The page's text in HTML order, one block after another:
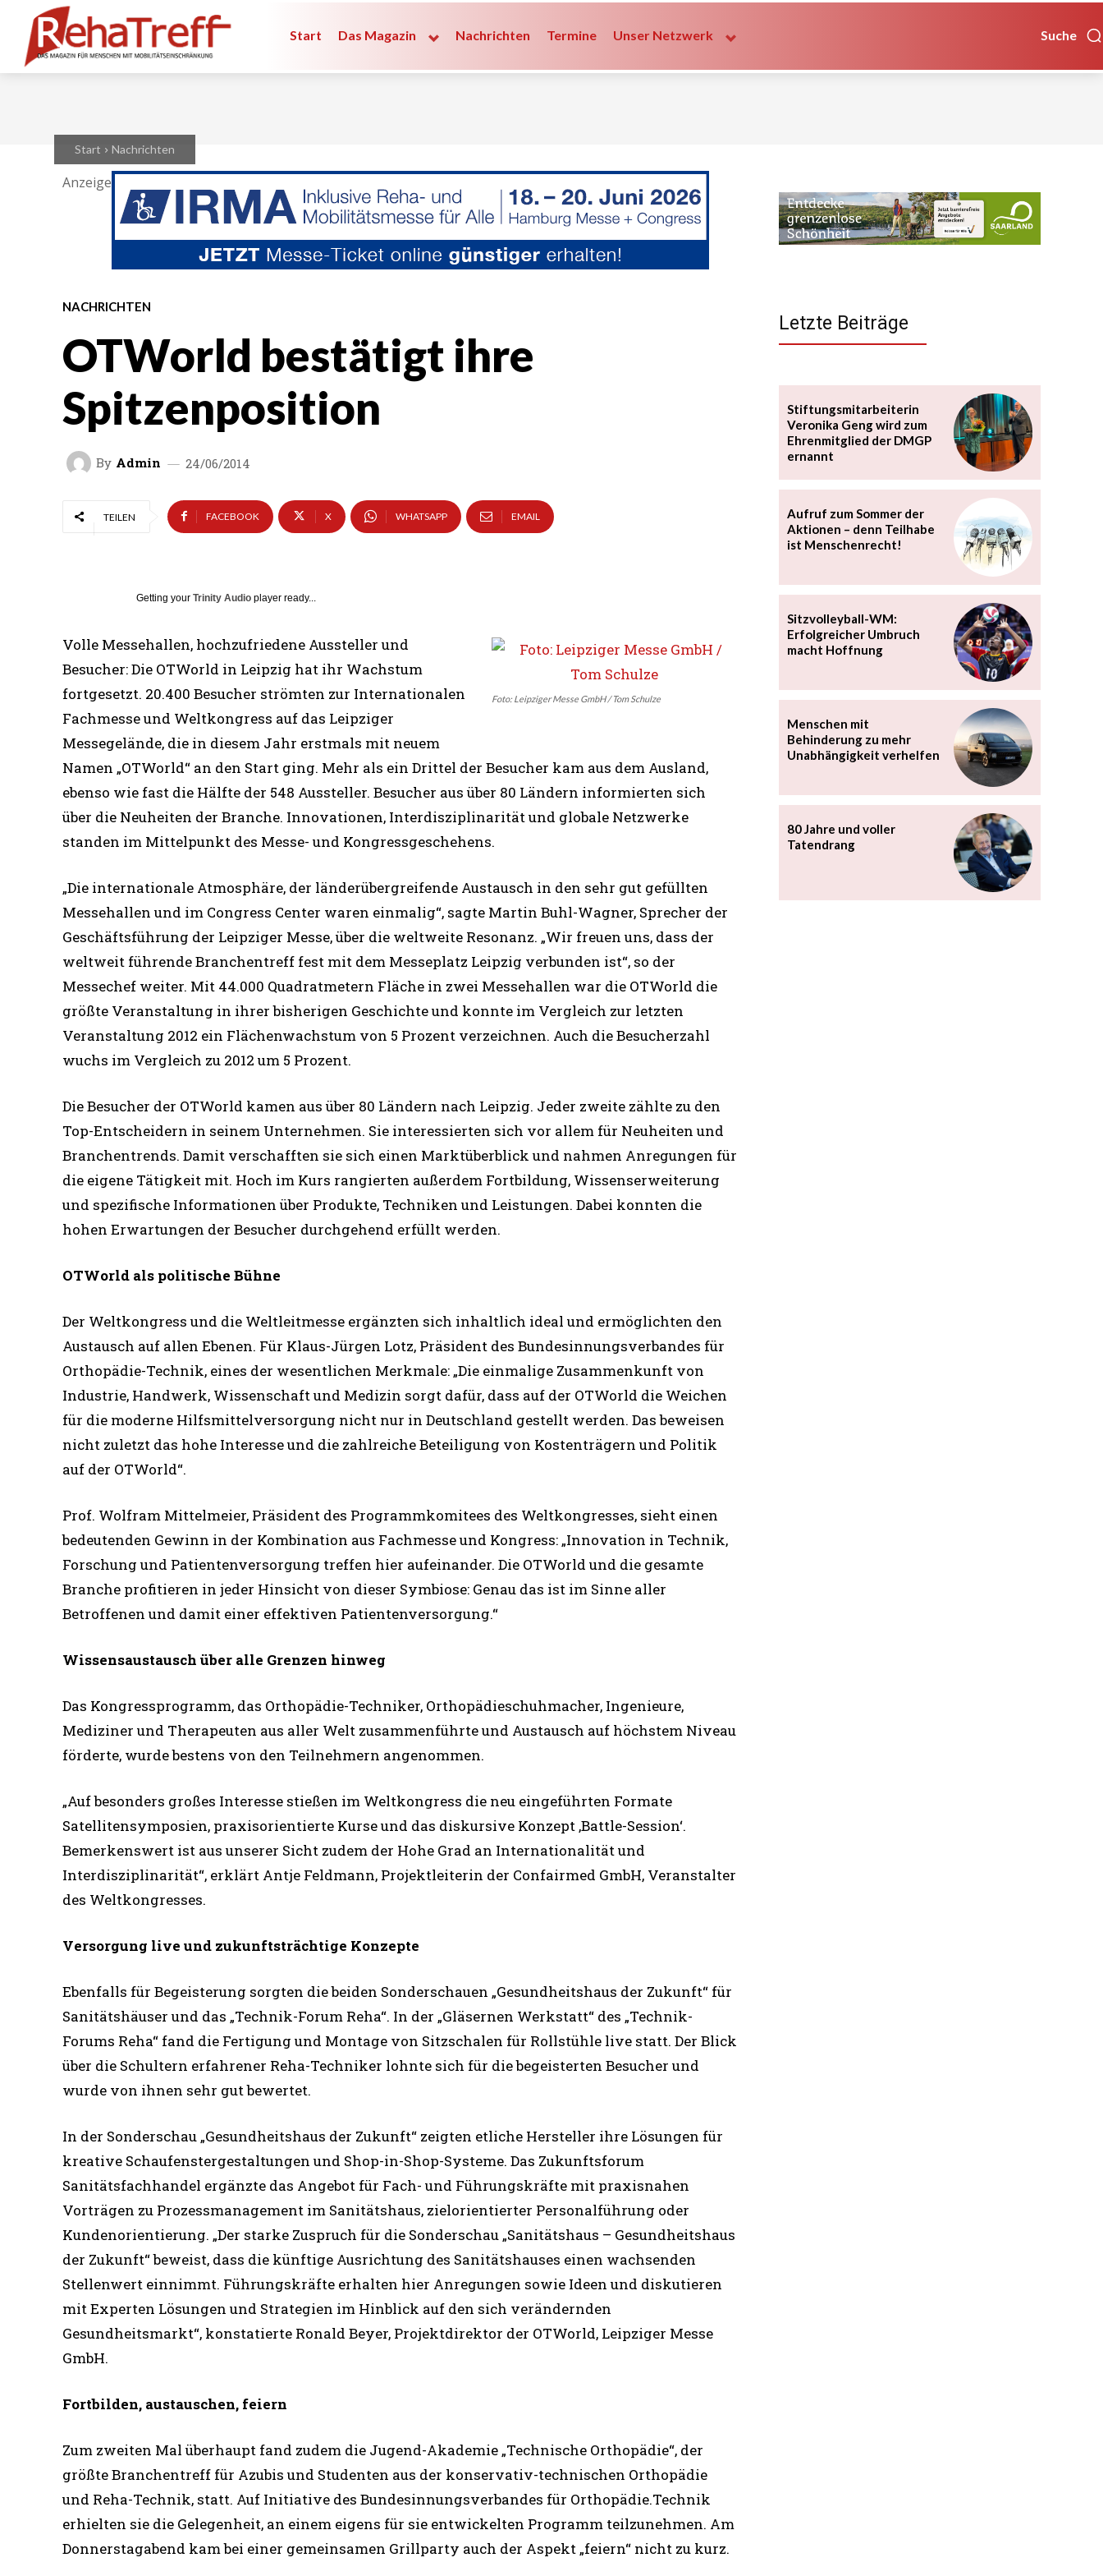
Suche
Start Das Magazin Nachrichten Termine Unser Netzwerk
Start Nachrichten
Anzeige
NACHRICHTEN
OTWorld bestätigt ihre
Spitzenposition
By Admin 24/06/2014
TEILEN FACEBOOK X WHATSAPP EMAIL
Getting your Trinity Audio player ready...
Foto: Leipziger Messe GmbH / Tom Schulze
Volle Messehallen, hochzufriedene Aussteller und
Besucher: Die OTWorld in Leipzig hat ihr Wachstum
fortgesetzt. 20.400 Besucher strömten zur Internationalen
Fachmesse und Weltkongress auf das Leipziger
Messegelände, die in diesem Jahr erstmals mit neuem
Namen „OTWorld“ an den Start ging. Mehr als ein Drittel der Besucher kam aus dem Ausland,
ebenso wie fast die Hälfte der 548 Aussteller. Besucher aus über 80 Ländern informierten sich
über die Neuheiten der Branche. Innovationen, Interdisziplinarität und globale Netzwerke
standen im Mittelpunkt des Messe- und Kongressgeschehens.
„Die internationale Atmosphäre, der länderübergreifende Austausch in den sehr gut gefüllten
Messehallen und im Congress Center waren einmalig“, sagte Martin Buhl-Wagner, Sprecher der
Geschäftsführung der Leipziger Messe, über die weltweite Resonanz. „Wir freuen uns, dass der
weltweit führende Branchentreff fest mit dem Messeplatz Leipzig verbunden ist“, so der
Messechef weiter. Mit 44.000 Quadratmetern Fläche in zwei Messehallen war die OTWorld die
größte Veranstaltung in ihrer bisherigen Geschichte und konnte im Vergleich zur letzten
Veranstaltung 2012 ein Flächenwachstum von 5 Prozent verzeichnen. Auch die Besucherzahl
wuchs im Vergleich zu 2012 um 5 Prozent.
Die Besucher der OTWorld kamen aus über 80 Ländern nach Leipzig. Jeder zweite zählte zu den
Top-Entscheidern in seinem Unternehmen. Sie interessierten sich vor allem für Neuheiten und
Branchentrends. Damit verschafften sie sich einen Marktüberblick und nahmen Anregungen für
die eigene Tätigkeit mit. Hoch im Kurs rangierten außerdem Fortbildung, Wissenserweiterung
und spezifische Informationen über Produkte, Techniken und Leistungen. Dabei konnten die
hohen Erwartungen der Besucher durchgehend erfüllt werden.
OTWorld als politische Bühne
Der Weltkongress und die Weltleitmesse ergänzten sich inhaltlich ideal und ermöglichten den
Austausch auf allen Ebenen. Für Klaus-Jürgen Lotz, Präsident des Bundesinnungsverbandes für
Orthopädie-Technik, eines der wesentlichen Merkmale: „Die einmalige Zusammenkunft von
Industrie, Handwerk, Wissenschaft und Medizin sorgt dafür, dass auf der OTWorld die Weichen
für die moderne Hilfsmittelversorgung nicht nur in Deutschland gestellt werden. Das beweisen
nicht zuletzt das hohe Interesse und die zahlreiche Beteiligung von Kostenträgern und Politik
auf der OTWorld“.
Prof. Wolfram Mittelmeier, Präsident des Programmkomitees des Weltkongresses, sieht einen
bedeutenden Gewinn in der Kombination aus Fachmesse und Kongress: „Innovation in Technik,
Forschung und Patientenversorgung treffen hier aufeinander. Die OTWorld und die gesamte
Branche profitieren in jeder Hinsicht von dieser Symbiose: Genau das ist im Sinne aller
Betroffenen und damit einer effektiven Patientenversorgung.“
Wissensaustausch über alle Grenzen hinweg
Das Kongressprogramm, das Orthopädie-Techniker, Orthopädieschuhmacher, Ingenieure,
Mediziner und Therapeuten aus aller Welt zusammenführte und Austausch auf höchstem Niveau
förderte, wurde bestens von den Teilnehmern angenommen.
„Auf besonders großes Interesse stießen im Weltkongress die neu eingeführten Formate
Satellitensymposien, praxisorientierte Kurse und das diskursive Konzept ,Battle-Session‘.
Bemerkenswert ist aus unserer Sicht zudem der Hohe Grad an Internationalität und
Interdisziplinarität“, erklärt Antje Feldmann, Projektleiterin der Confairmed GmbH, Veranstalter
des Weltkongresses.
Versorgung live und zukunftsträchtige Konzepte
Ebenfalls für Begeisterung sorgten die beiden Sonderschauen „Gesundheitshaus der Zukunft“ für
Sanitätshäuser und das „Technik-Forum Reha“. In der „Gläsernen Werkstatt“ des „Technik-
Forums Reha“ fand die Fertigung und Montage von Sitzschalen für Rollstühle live statt. Der Blick
über die Schultern erfahrener Reha-Techniker lohnte sich für die begeisterten Besucher und
wurde von ihnen sehr gut bewertet.
In der Sonderschau „Gesundheitshaus der Zukunft“ zeigten etliche Hersteller ihre Lösungen für
kreative Schaufenstergestaltungen und Shop-in-Shop-Systeme. Das Zukunftsforum
Sanitätsfachhandel ergänzte das Angebot für Fach- und Führungskräfte mit praxisnahen
Vorträgen zu Prozessmanagement im Sanitätshaus, zielorientierter Personalführung oder
Kundenorientierung. „Der starke Zuspruch für die Sonderschau „Sanitätshaus – Gesundheitshaus
der Zukunft“ beweist, dass die künftige Ausrichtung des Sanitätshauses einen wachsenden
Stellenwert einnimmt. Führungskräfte erhalten hier Anregungen sowie Ideen und diskutieren
mit Experten Lösungen und Strategien im Hinblick auf den sich verändernden
Gesundheitsmarkt“, konstatierte Ronald Beyer, Projektdirektor der OTWorld, Leipziger Messe
GmbH.
Fortbilden, austauschen, feiern
Zum zweiten Mal überhaupt fand zudem die Jugend-Akademie „Technische Orthopädie“, der
größte Branchentreff für Azubis und Studenten aus der konservativ-technischen Orthopädie
und Reha-Technik, statt. Auf Initiative des Bundesinnungsverbandes für Orthopädie.Technik
erhielten sie die Gelegenheit, an einem eigens für sie entwickelten Programm teilzunehmen. Am
Donnerstagabend kam bei einer gemeinsamen Grillparty auch der Aspekt „feiern“ nicht zu kurz.
Letzte Beiträge
Stiftungsmitarbeiterin
Veronika Geng wird zum
Ehrenmitglied der DMGP
ernannt
Aufruf zum Sommer der
Aktionen – denn Teilhabe
ist Menschenrecht!
Sitzvolleyball-WM:
Erfolgreicher Umbruch
macht Hoffnung
Menschen mit
Behinderung zu mehr
Unabhängigkeit verhelfen
80 Jahre und voller
Tatendrang